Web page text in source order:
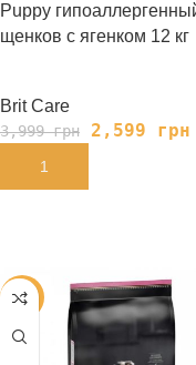
Puppy
щенков с ягенком 12 кг
Brit Care
3,999грн 2,599 грн
В КОРЗИНУ
-33%